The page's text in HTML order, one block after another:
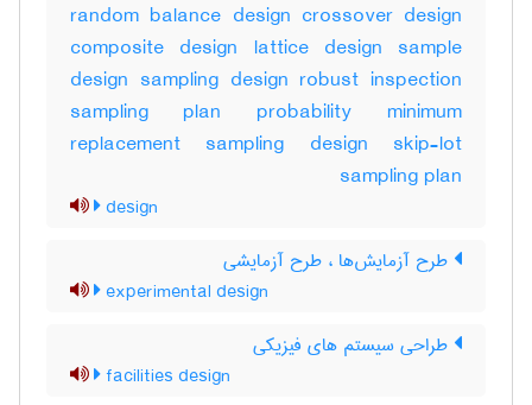
random balance design crossover design
composite design lattice design sample
design sampling design robust inspection
sampling plan probability minimum
replacement sampling design skip-lot
sampling plan
design
طرح آزمایش‌ها ، طرح آزمایشی
experimental design
طراحی سیستم های فیزیکی
facilities design